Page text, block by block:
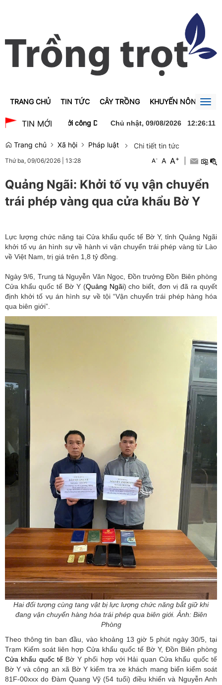
TRANG CHỦ TIN TỨC CÂY TRỒNG KHUYẾN NÔNG
TIN MỚI
Trà dự lễ khởi công Dự án xây dựng Trường Trung học phổ
Chủ nhật, 09/08/2026 12:26:12
Trang chủ Xã hội Pháp luật Chi tiết tin tức
Thứ ba, 09/06/2026 13:28 A- A A+
Quảng Ngãi: Khởi tố vụ vận chuyển
trái phép vàng qua cửa khẩu Bờ Y
Lực lượng chức năng tại Cửa khẩu quốc tế Bờ Y, tỉnh Quảng Ngãi
khởi tố vụ án hình sự về hành vi vận chuyển trái phép vàng từ Lào
về Việt Nam, trị giá trên 1,8 tỷ đồng.
Ngày 9/6, Trung tá Nguyễn Văn Ngọc, Đồn trưởng Đồn Biên phòng
Cửa khẩu quốc tế Bờ Y (Quảng Ngãi) cho biết, đơn vị đã ra quyết
định khởi tố vụ án hình sự về tội “Vận chuyển trái phép hàng hóa
qua biên giới”.
Hai đối tượng cùng tang vật bị lực lượng chức năng bắt giữ khi
đang vận chuyển hàng hóa trái phép qua biên giới. Ảnh: Biên
Phòng
Theo thông tin ban đầu, vào khoảng 13 giờ 5 phút ngày 30/5, tại
Trạm Kiểm soát liên hợp Cửa khẩu quốc tế Bờ Y, Đồn Biên phòng
Cửa khẩu quốc tế Bờ Y phối hợp với Hải quan Cửa khẩu quốc tế
Bờ Y và công an xã Bờ Y kiểm tra xe khách mang biển kiểm soát
81F-00xxx do Đàm Quang Vỹ (54 tuổi) điều khiển và Nguyễn Anh